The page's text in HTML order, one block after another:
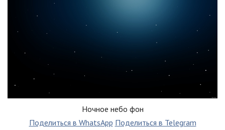
Ночное небо фон
Поделиться в WhatsApp Поделиться в Telegram